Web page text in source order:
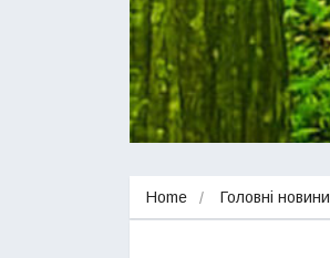
Home Головні новини